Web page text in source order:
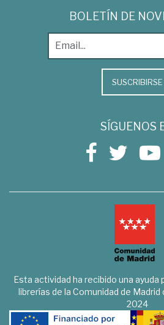
BOLETÍN DE
SUSCRIBIRSE
SÍGUENOS
Esta actividad ha recibido una ayuda
librerías de la Comunidad de
2024